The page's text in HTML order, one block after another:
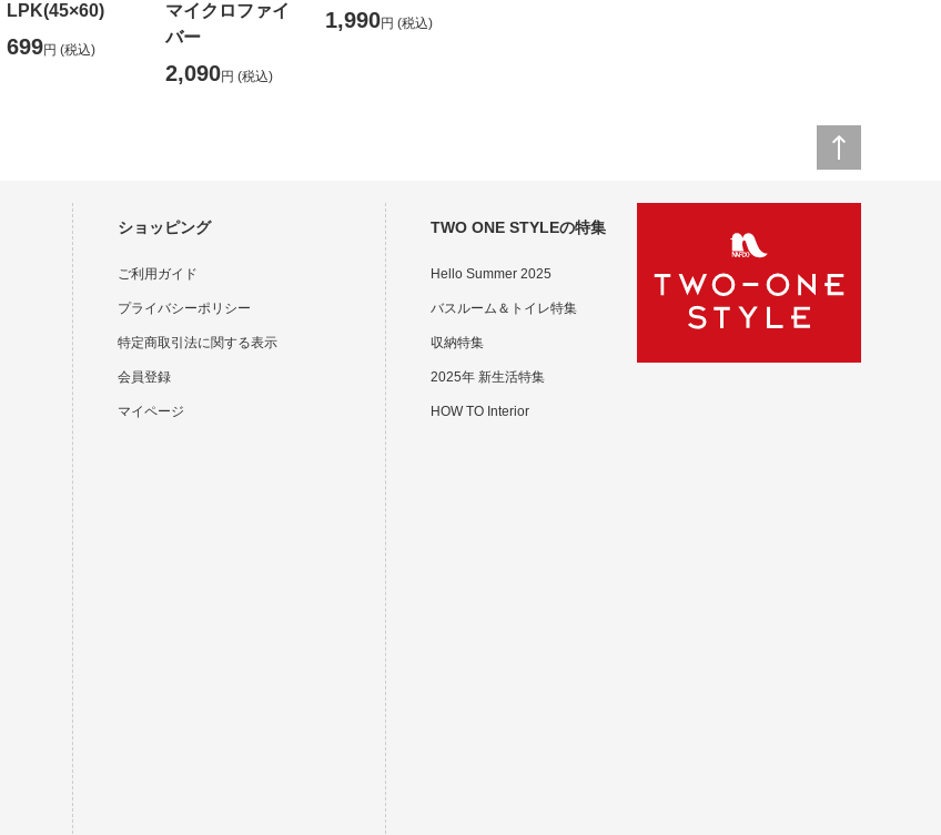
LPK(45×60)
699円 (税込)
マイクロファイ
バー
2,090円 (税込)
1,990円 (税込)
ショッピング
ご利用ガイド
プライバシーポリシー
特定商取引法に関する表示
会員登録
マイページ
TWO ONE STYLEの特集
Hello Summer 2025
バスルーム＆トイレ特集
収納特集
2025年 新生活特集
HOW TO Interior